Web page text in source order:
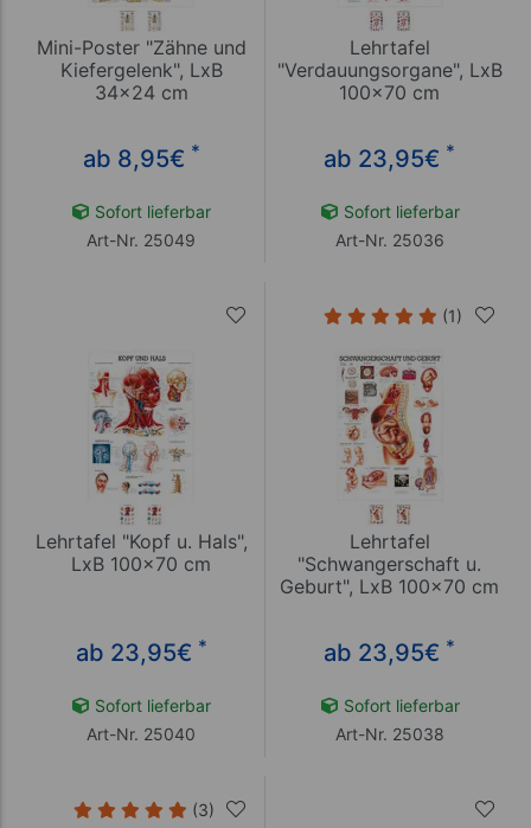
Mini-Poster "Zähne und
Kiefergelenk", LxB
34x24 cm
ab 8,95€ *
Sofort lieferbar
Art-Nr. 25049
Lehrtafel
"Verdauungsorgane", LxB
100x70 cm
ab 23,95€ *
Sofort lieferbar
Art-Nr. 25036
Lehrtafel "Kopf u. Hals",
LxB 100x70 cm
ab 23,95€ *
Sofort lieferbar
Art-Nr. 25040
(1)
Lehrtafel
"Schwangerschaft u.
Geburt", LxB 100x70 cm
ab 23,95€ *
Sofort lieferbar
Art-Nr. 25038
(3)